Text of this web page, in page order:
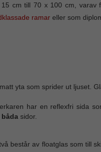
cm till 70 x 100 cm, varav
ramareller som
yta som sprider ut ljuset.
har en reflexfri sida
båda sidor.
består av floatglas som till